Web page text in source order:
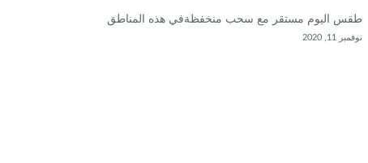
طقس اليوم مستقر مع سحب منخفظةفي هذه المناطق
نوفمبر 11, 2020